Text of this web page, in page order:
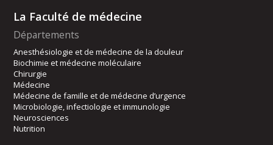
La Faculté de médecine
Départements
Anesthésiologie et de médecine de la douleur
Biochimie et médecine moléculaire
Chirurgie
Médecine
Médecine de famille et de médecine d’urgence
Microbiologie, infectiologie et immunologie
Neurosciences
Nutrition